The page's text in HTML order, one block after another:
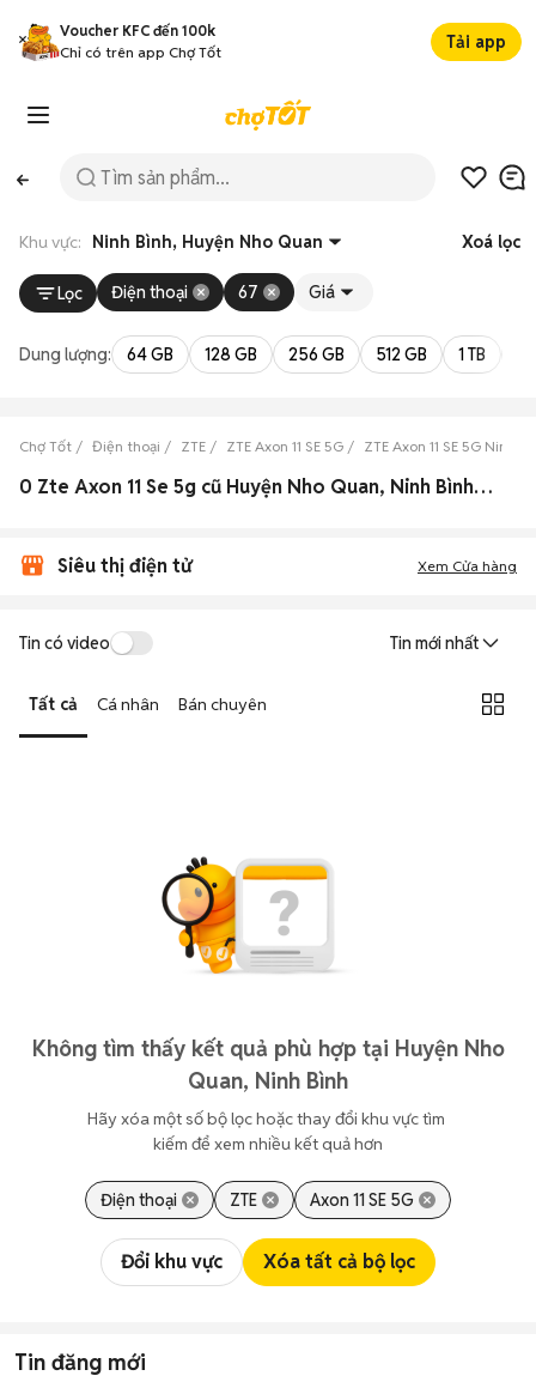
Voucher KFC đến 100k
Chỉ có trên app Chợ Tốt
Tải app
Khu vực: Ninh Bình, Huyện Nho Quan Xoá lọc
Lọc Điện thoại 67 Giá
Dung lượng: 64 GB 128 GB 256 GB 512 GB 1 TB
Chợ Tốt Điện thoại ZTE ZTE Axon 11 SE 5G ZTE Axon 11 SE 5G Ninh
0 Zte Axon 11 Se 5g cũ Huyện Nho Quan, Ninh Bình đẹp
Siêu thị điện tử Xem Cửa hàng
Tin có video Tin mới nhất
Tất cả Cá nhân Bán chuyên
Không tìm thấy kết quả phù hợp tại Huyện Nho
Quan, Ninh Bình
Hãy xóa một số bộ lọc hoặc thay đổi khu vực tìm
kiếm để xem nhiều kết quả hơn
Điện thoại ZTE Axon 11 SE 5G
Đổi khu vực Xóa tất cả bộ lọc
Tin đăng mới